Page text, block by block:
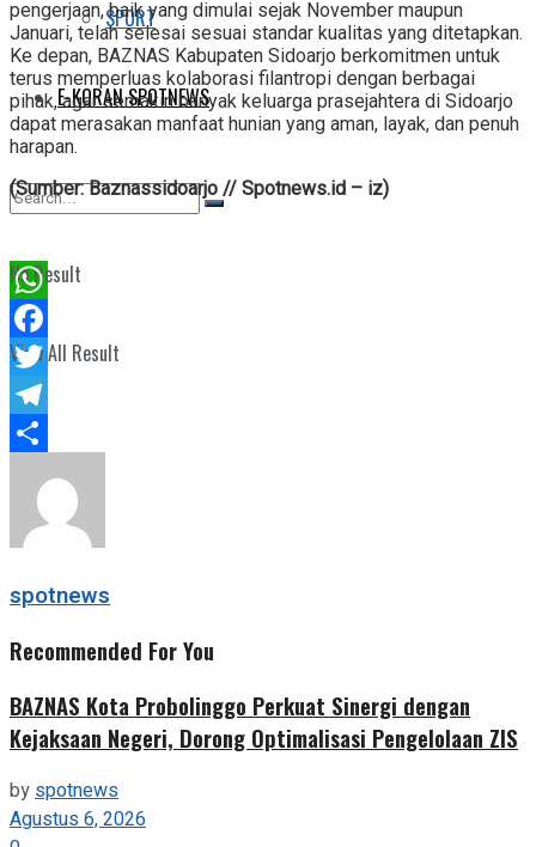
SPORT
E-KORAN SPOTNEWS
No Result
View All Result
pengerjaan, baik yang dimulai sejak November maupun
Januari, telah selesai sesuai standar kualitas yang ditetapkan.
Ke depan, BAZNAS Kabupaten Sidoarjo berkomitmen untuk
terus memperluas kolaborasi filantropi dengan berbagai
pihak, agar semakin banyak keluarga prasejahtera di Sidoarjo
dapat merasakan manfaat hunian yang aman, layak, dan penuh
harapan.
(Sumber: Baznassidoarjo // Spotnews.id – iz)
WhatsApp
Facebook
Twitter
Telegram
spotnews
Recommended For You
BAZNAS Kota Probolinggo Perkuat Sinergi dengan
Kejaksaan Negeri, Dorong Optimalisasi Pengelolaan ZIS
by spotnews
Agustus 6, 2026